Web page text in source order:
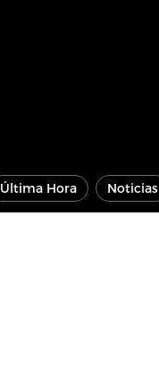
Última Hora Noticias